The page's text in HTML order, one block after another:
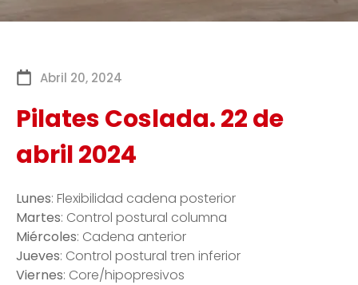
Abril 20, 2024
Pilates Coslada. 22 de
abril 2024
Lunes: Flexibilidad cadena posterior
Martes: Control postural columna
Miércoles: Cadena anterior
Jueves: Control postural tren inferior
Viernes: Core/hipopresivos